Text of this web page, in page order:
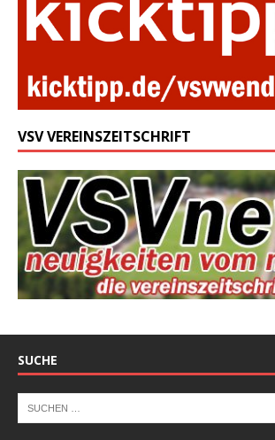
VSV VEREINSZEITSCHRIFT
SUCHE